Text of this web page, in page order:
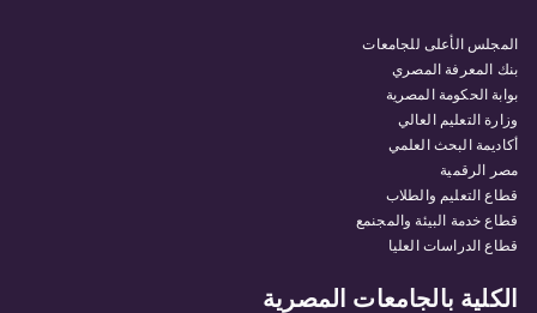
المجلس الأعلى للجامعات
بنك المعرفة المصري
بوابة الحكومة المصرية
وزارة التعليم العالي
أكاديمة البحث العلمي
مصر الرقمية
قطاع التعليم والطلاب
قطاع خدمة البيئة والمجنمع
قطاع الدراسات العليا
الكلية بالجامعات المصرية